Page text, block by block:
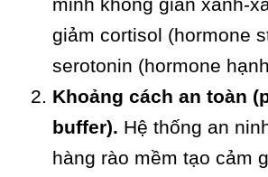
minh không gian xanh-
giảm cortisol (hormone
serotonin (hormone
Khoảng cách an toàn
buffer). Hệ thống an
hàng rào mềm tạo cảm